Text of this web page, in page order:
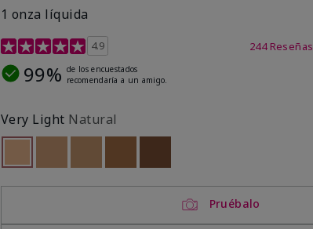
1 onza líquida
Calificación de clientes de 3,7 de 5
4.9 244 Reseñas
99% de los encuestados
recomendaría a un amigo.
Very Light Natural
Pruébalo